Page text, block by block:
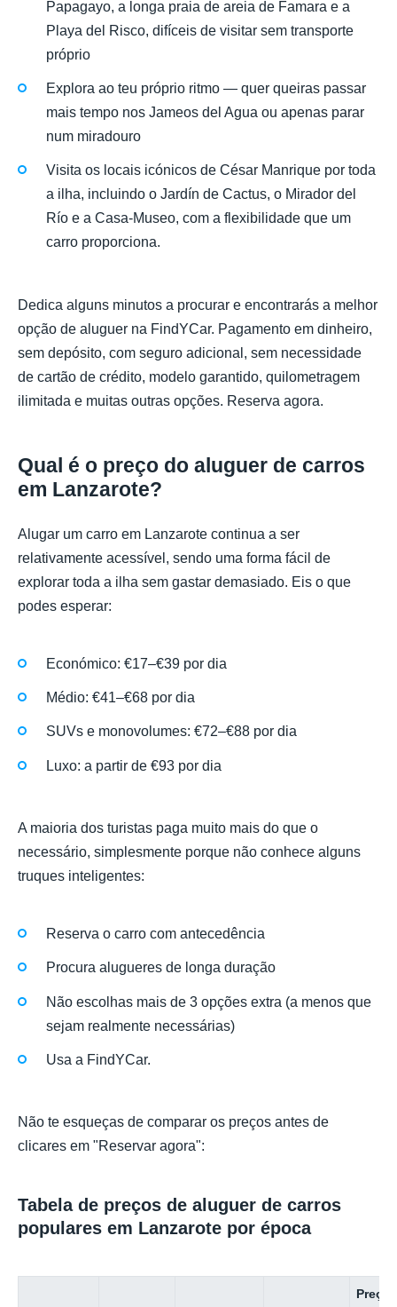
Papagayo, a longa praia de areia de Famara e a
Playa del Risco, difíceis de visitar sem transporte
próprio
Explora ao teu próprio ritmo — quer queiras passar
mais tempo nos Jameos del Agua ou apenas parar
num miradouro
Visita os locais icónicos de César Manrique por toda
a ilha, incluindo o Jardín de Cactus, o Mirador del
Río e a Casa-Museo, com a flexibilidade que um
carro proporciona.
Dedica alguns minutos a procurar e encontrarás a melhor
opção de aluguer na FindYCar. Pagamento em dinheiro,
sem depósito, com seguro adicional, sem necessidade
de cartão de crédito, modelo garantido, quilometragem
ilimitada e muitas outras opções. Reserva agora.
Qual é o preço do aluguer de carros
em Lanzarote?
Alugar um carro em Lanzarote continua a ser
relativamente acessível, sendo uma forma fácil de
explorar toda a ilha sem gastar demasiado. Eis o que
podes esperar:
Económico: €17–€39 por dia
Médio: €41–€68 por dia
SUVs e monovolumes: €72–€88 por dia
Luxo: a partir de €93 por dia
A maioria dos turistas paga muito mais do que o
necessário, simplesmente porque não conhece alguns
truques inteligentes:
Reserva o carro com antecedência
Procura alugueres de longa duração
Não escolhas mais de 3 opções extra (a menos que
sejam realmente necessárias)
Usa a FindYCar.
Não te esqueças de comparar os preços antes de
clicares em "Reservar agora":
Tabela de preços de aluguer de carros
populares em Lanzarote por época
Preço